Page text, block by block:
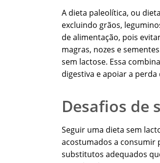
A dieta paleolítica, ou
excluindo grãos,
de alimentação, pois
magras, nozes e
sem lactose. Essa
digestiva e apoiar a
Desafios de
Seguir uma dieta sem
acostumados a consumir
substitutos adequados